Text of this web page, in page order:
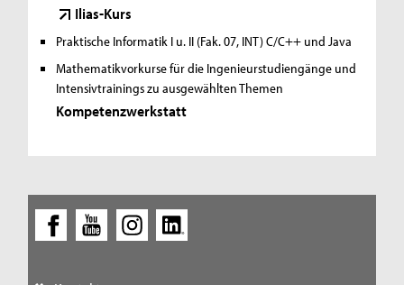
Ilias-Kurs
Praktische Informatik I u. II (Fak. 07, INT)C/C++ und Java
Mathematikvorkurse für die Ingenieurstudiengänge und
Intensivtrainings zu ausgewählten Themen
Kompetenzwerkstatt